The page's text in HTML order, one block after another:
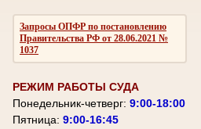
Запросы ОПФР по постановлению
Правительства РФ от 28.06.2021 №
1037
РЕЖИМ РАБОТЫ СУДА
Понедельник-четверг: 9:00-18:00
Пятница: 9:00-16:45